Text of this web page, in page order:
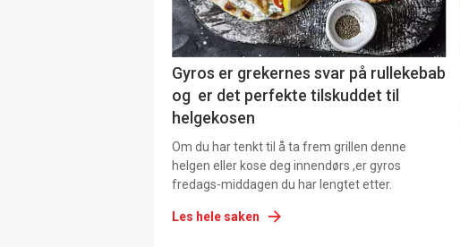
Gyros er grekernes svar på rullekebab
og er det perfekte tilskuddet til
helgekosen
Om du har tenkt til å ta frem grillen denne
helgen eller kose deg innendørs ,er gyros
fredags-middagen du har lengtet etter.
Les hele saken